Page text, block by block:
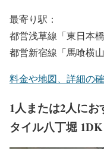
最寄り駅：
都営浅草線「東日本
都営新宿線「馬喰横
料金や地図、詳細の
1人または2人に
タイル八丁堀 1DK